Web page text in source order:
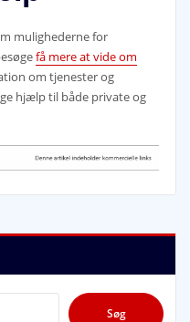
mulighederne for
få mere at vide om
om tjenester og
hjælp til både private og
Søg